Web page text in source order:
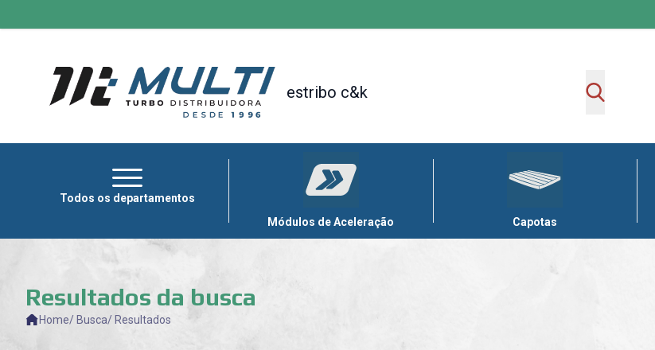
Todos os departamentos
Módulos de Aceleração
Capotas
TODAS AS CATEGORIAS +
Resultados da busca
Home/ Busca/ Resultados